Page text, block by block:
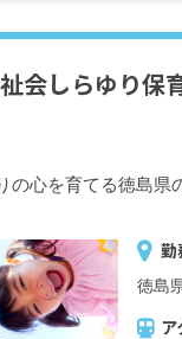
※試
会しらゆり保
心を育てる徳島県
勤
徳島
ア